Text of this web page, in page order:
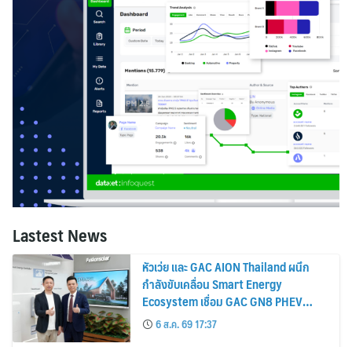
Lastest News
หัวเว่ย และ GAC AION Thailand ผนึก
กำลังขับเคลื่อน Smart Energy
Ecosystem เชื่อม GAC GN8 PHEV
รถยนต์ MPV ระดับพรีเมียม เข้ากับ
พลังงานแสงอาทิตย์ภายในบ้าน
6 ส.ค. 69 17:37